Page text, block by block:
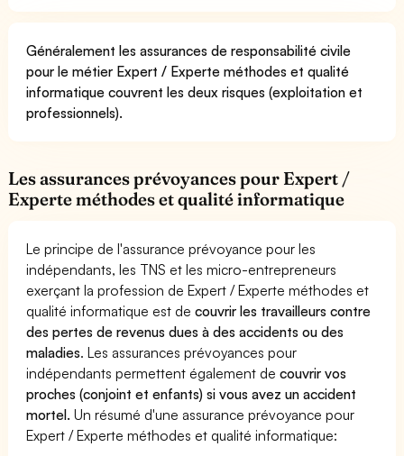
Généralement les assurances de responsabilité civile
pour le métier Expert / Experte méthodes et qualité
informatique couvrent les deux risques (exploitation et
professionnels).
Les assurances prévoyances pour Expert /
Experte méthodes et qualité informatique
Le principe de l'assurance prévoyance pour les
indépendants, les TNS et les micro-entrepreneurs
exerçant la profession de Expert / Experte méthodes et
qualité informatique est decouvrir les travailleurs contre
des pertes de revenus dues à des accidents ou des
maladies. Les assurances prévoyances pour
indépendants permettent également decouvrir vos
proches (conjoint et enfants) si vous avez un accident
mortel. Un résumé d'une assurance prévoyance pour
Expert / Experte méthodes et qualité informatique: